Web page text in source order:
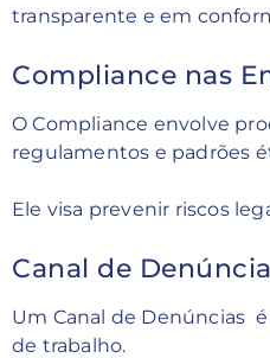
transparente e em
Compliance nas
O Compliance envolve
regulamentos e padrões
Ele visa prevenir riscos
Canal de
Um Canal de Denúncias
de trabalho.